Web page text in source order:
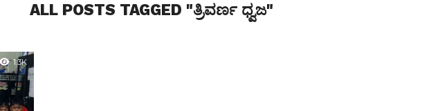
ALL POSTS TAGGED "ತ್ರಿವರ್ಣ ಧ್ವಜ"
1.3K